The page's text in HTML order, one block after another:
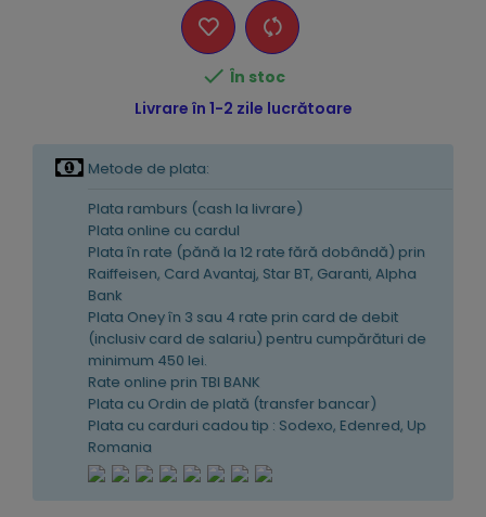
 În stoc
Livrare în 1-2 zile lucrătoare
Metode de plata:
Plata ramburs (cash la livrare)
Plata online cu cardul
Plata în rate (pănă la 12 rate fără dobândă) prin
Raiffeisen, Card Avantaj, Star BT, Garanti, Alpha
Bank
Plata Oney în 3 sau 4 rate prin card de debit
(inclusiv card de salariu) pentru cumpărături de
minimum 450 lei.
Rate online prin TBI BANK
Plata cu Ordin de plată (transfer bancar)
Plata cu carduri cadou tip : Sodexo, Edenred, Up
Romania